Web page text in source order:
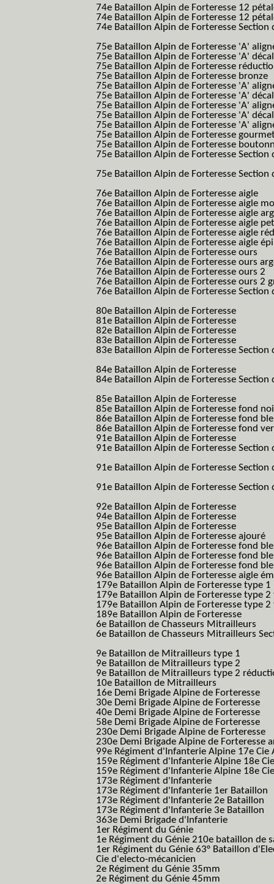
74e Bataillon Alpin de Forteresse 12
74e Bataillon Alpin de Forteresse 12
74e Bataillon Alpin de Forteresse
75e Bataillon Alpin de Forteresse 'A'
75e Bataillon Alpin de Forteresse 'A'
75e Bataillon Alpin de Forteresse
75e Bataillon Alpin de Forteresse bronze
75e Bataillon Alpin de Forteresse 'A'
75e Bataillon Alpin de Forteresse 'A'
75e Bataillon Alpin de Forteresse 'A'
75e Bataillon Alpin de Forteresse 'A'
75e Bataillon Alpin de Forteresse 'A'
75e Bataillon Alpin de Forteresse
75e Bataillon Alpin de Forteresse
75e Bataillon Alpin de Forteresse
75e Bataillon Alpin de Forteresse
76e Bataillon Alpin de Forteresse aigle
76e Bataillon Alpin de Forteresse aigle
76e Bataillon Alpin de Forteresse aigle
76e Bataillon Alpin de Forteresse aigle
76e Bataillon Alpin de Forteresse aigle
76e Bataillon Alpin de Forteresse aigle
76e Bataillon Alpin de Forteresse ours
76e Bataillon Alpin de Forteresse ours
76e Bataillon Alpin de Forteresse ours 2
76e Bataillon Alpin de Forteresse ours 2
76e Bataillon Alpin de Forteresse
80e Bataillon Alpin de Forteresse
81e Bataillon Alpin de Forteresse
82e Bataillon Alpin de Forteresse
83e Bataillon Alpin de Forteresse
83e Bataillon Alpin de Forteresse
84e Bataillon Alpin de Forteresse
84e Bataillon Alpin de Forteresse
85e Bataillon Alpin de Forteresse
85e Bataillon Alpin de Forteresse fond
86e Bataillon Alpin de Forteresse fond
86e Bataillon Alpin de Forteresse fond
91e Bataillon Alpin de Forteresse
91e Bataillon Alpin de Forteresse
91e Bataillon Alpin de Forteresse
91e Bataillon Alpin de Forteresse
92e Bataillon Alpin de Forteresse
94e Bataillon Alpin de Forteresse
95e Bataillon Alpin de Forteresse
95e Bataillon Alpin de Forteresse ajouré
96e Bataillon Alpin de Forteresse fond
96e Bataillon Alpin de Forteresse fond
96e Bataillon Alpin de Forteresse fond
96e Bataillon Alpin de Forteresse aigle
179e Bataillon Alpin de Forteresse type 1
179e Bataillon Alpin de Forteresse type
179e Bataillon Alpin de Forteresse type
189e Bataillon Alpin de Forteresse
6e Bataillon de Chasseurs Mitrailleurs
6e Bataillon de Chasseurs Mitrailleurs
9e Bataillon de Mitrailleurs type 1
9e Bataillon de Mitrailleurs type 2
9e Bataillon de Mitrailleurs type 2
10e Bataillon de Mitrailleurs
16e Demi Brigade Alpine de Forteresse
30e Demi Brigade Alpine de Forteresse
40e Demi Brigade Alpine de Forteresse
58e Demi Brigade Alpine de Forteresse
230e Demi Brigade Alpine de Forteresse
230e Demi Brigade Alpine de Forteresse
99e Régiment d'Infanterie Alpine 17e
159e Régiment d'Infanterie Alpine 18e
159e Régiment d'Infanterie Alpine 18e
173e Régiment d'Infanterie
173e Régiment d'Infanterie 1er Bataillon
173e Régiment d'Infanterie 2e Bataillon
173e Régiment d'Infanterie 3e Bataillon
363e Demi Brigade d'Infanterie
1er Régiment du Génie
1e Régiment du Génie 210e bataillon de
1er Régiment du Génie 63° Bataillon
Cie d'electo-mécanicien
2e Régiment du Génie 35mm
2e Régiment du Génie 45mm